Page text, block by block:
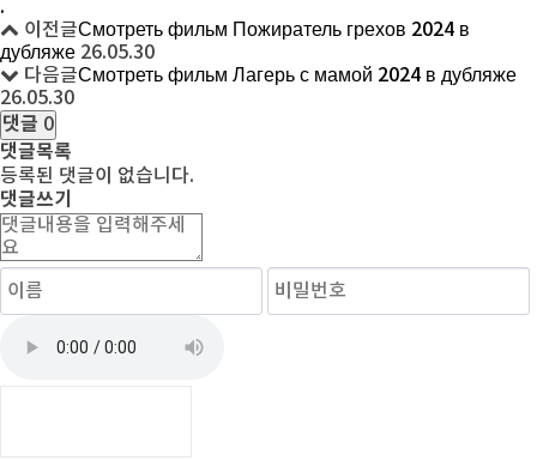
.
이전글Смотреть фильм Пожиратель грехов 2024 в
дубляже 26.05.30
다음글Смотреть фильм Лагерь с мамой 2024 в дубляже
26.05.30
댓글 0
댓글목록
등록된 댓글이 없습니다.
댓글쓰기